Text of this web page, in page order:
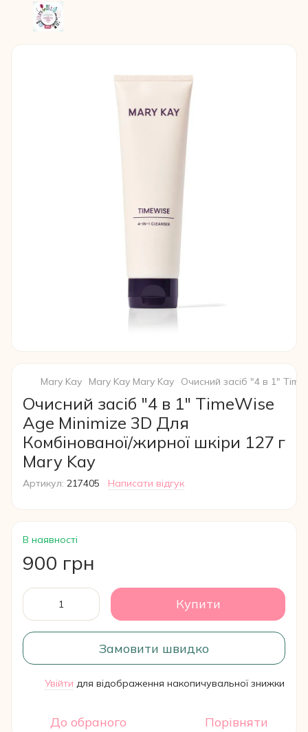
Mary Kay Mary Kay Mary Kay Очисний засіб "4 в 1"
Очисний засіб "4 в 1" TimeWise
Age Minimize 3D Для
Комбінованої/жирної шкіри 127 г
Mary Kay
Артикул: 217405 Написати відгук
В наявності
900 грн
Купити
Замовити швидко
Увійти для відображення накопичувальної знижки
До обраного Порівняти